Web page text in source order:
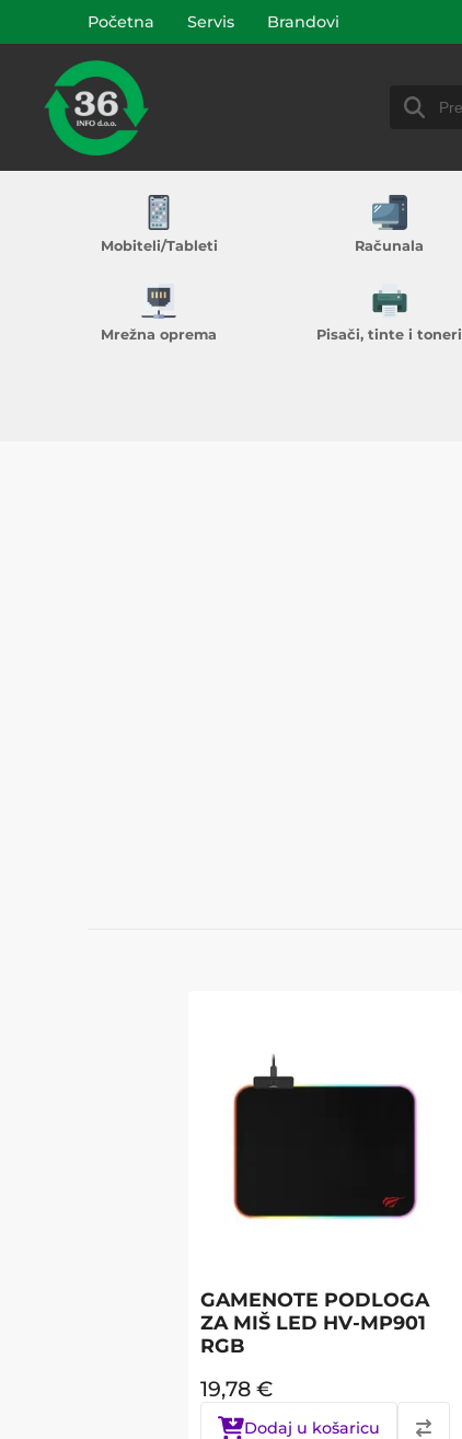
Početna Servis Brandovi
Mobiteli/Tableti Računala
Mrežna oprema Pisači, tinte i toneri
GAMENOTE PODLOGA
ZA MIŠ LED HV-MP901
RGB
19,78 €
Dodaj u košaricu